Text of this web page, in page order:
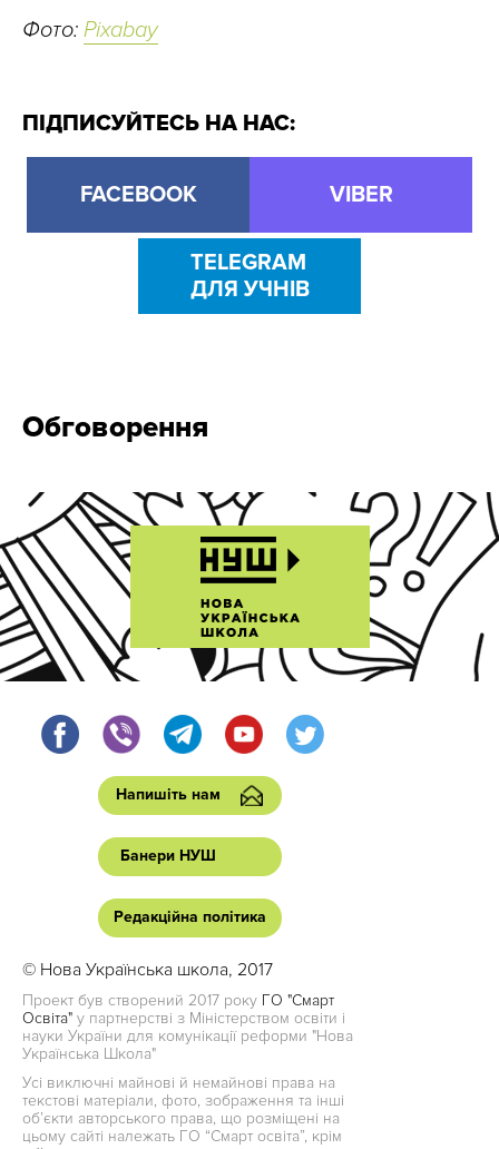
Фото: Pixabay
ПІДПИСУЙТЕСЬ НА НАС:
FACEBOOK VIBER
TELEGRAM
ДЛЯ УЧНІВ
Обговорення
Напишіть нам
Банери НУШ
Редакційна політика
© Нова Українська школа, 2017
Проект був створений 2017 року ГО "Смарт
Освіта" у партнерстві з Міністерством освіти і
науки України для комунікації реформи "Нова
Українська Школа"
Усі виключні майнові й немайнові права на
текстові матеріали, фото, зображення та інші
об’єкти авторського права, що розміщені на
цьому сайті належать ГО “Смарт освіта”, крім